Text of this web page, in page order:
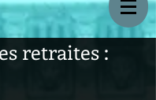
retraites :